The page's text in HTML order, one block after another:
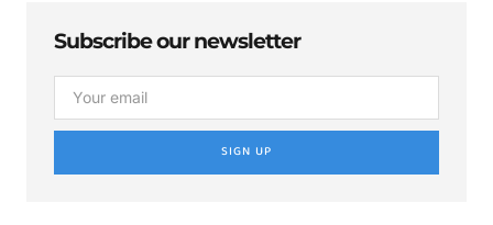
Subscribe our newsletter
SIGN UP